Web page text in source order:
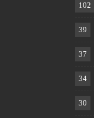
102
39
37
34
30